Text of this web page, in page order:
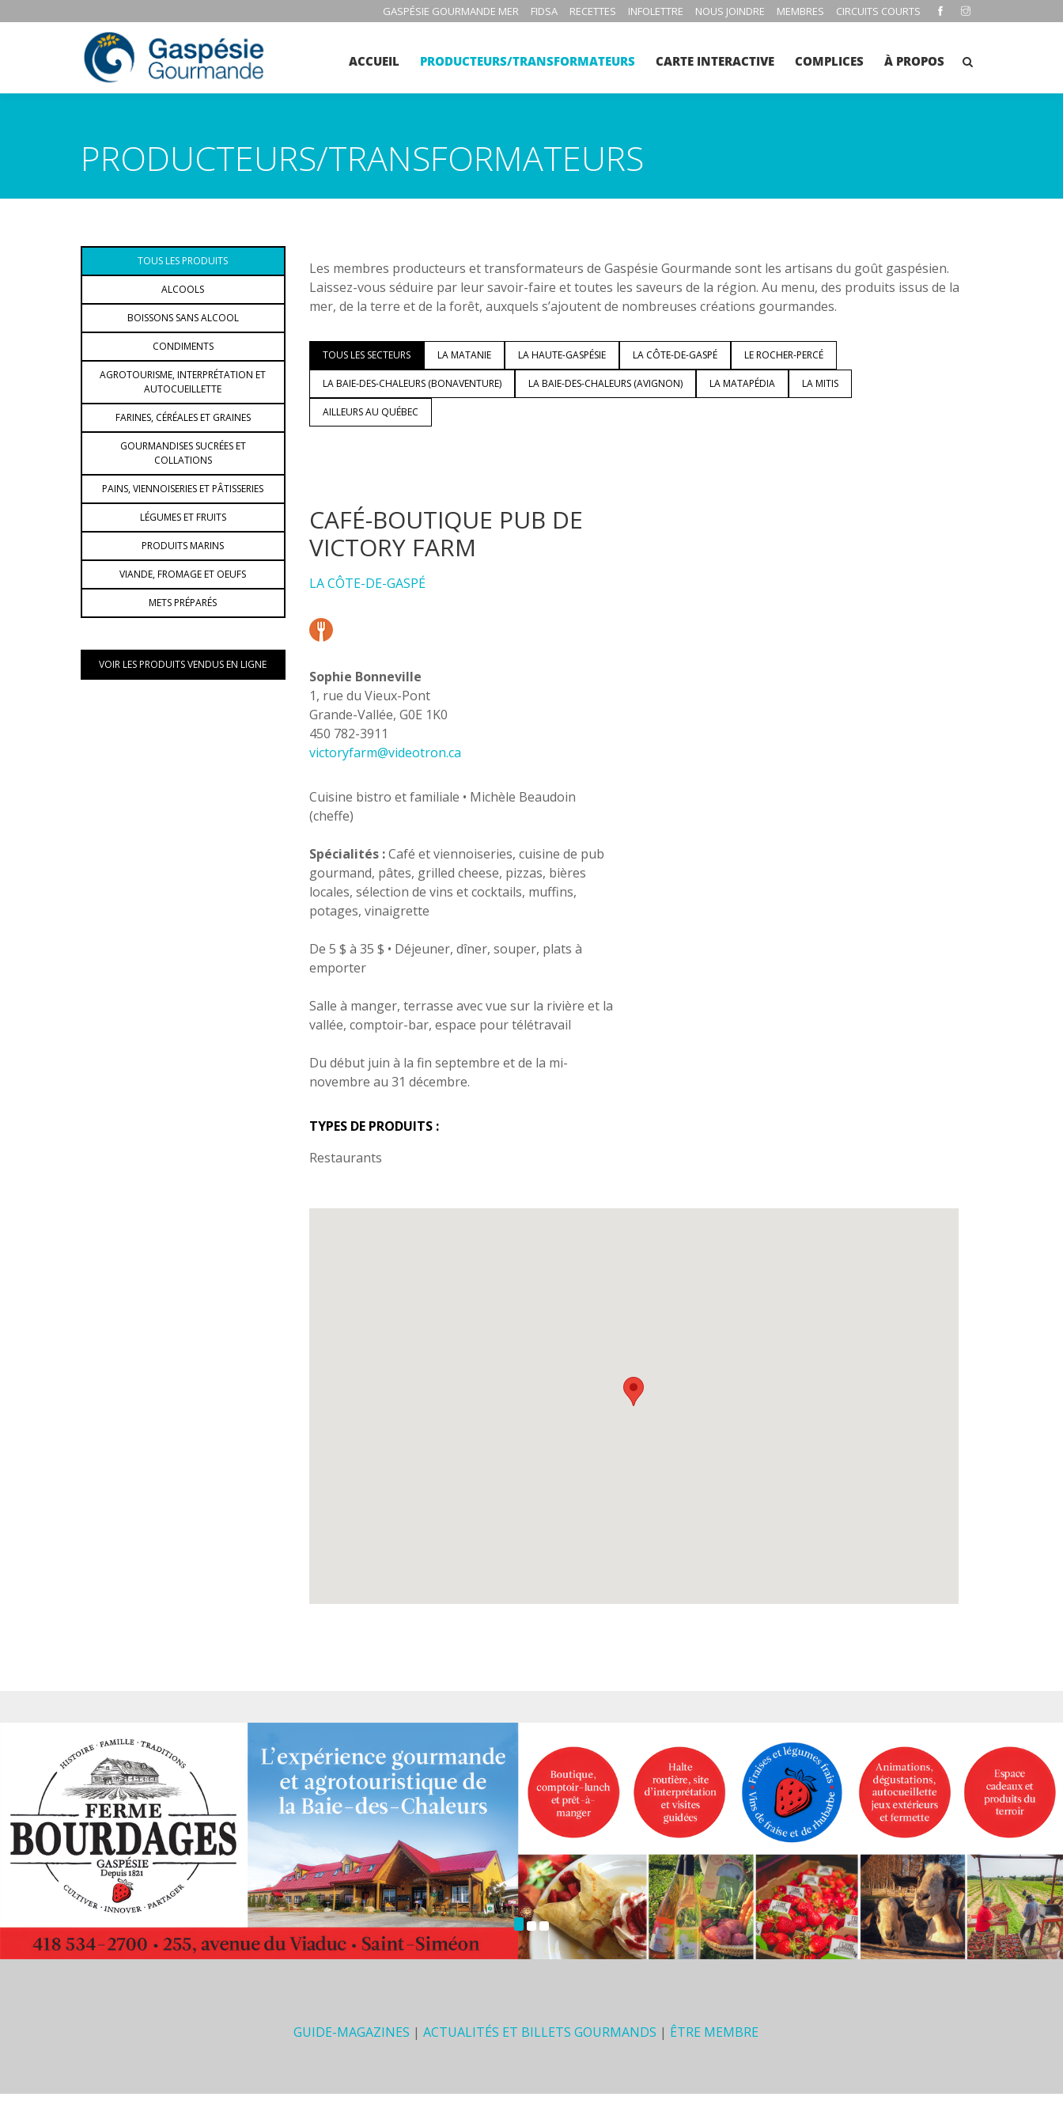
GASPÉSIE GOURMANDE MER FIDSA RECETTES INFOLETTRE NOUS JOINDRE MEMBRES CIRCUITS COURTS
ACCUEIL PRODUCTEURS/TRANSFORMATEURS CARTE INTERACTIVE COMPLICES À PROPOS
PRODUCTEURS/TRANSFORMATEURS
TOUS LES PRODUITS
ALCOOLS
BOISSONS SANS ALCOOL
CONDIMENTS
AGROTOURISME, INTERPRÉTATION ET
AUTOCUEILLETTE
FARINES, CÉRÉALES ET GRAINES
GOURMANDISES SUCRÉES ET
COLLATIONS
PAINS, VIENNOISERIES ET PÂTISSERIES
LÉGUMES ET FRUITS
PRODUITS MARINS
VIANDE, FROMAGE ET OEUFS
METS PRÉPARÉS
VOIR LES PRODUITS VENDUS EN LIGNE
Les membres producteurs et transformateurs de Gaspésie Gourmande sont les artisans du goût gaspésien.
Laissez-vous séduire par leur savoir-faire et toutes les saveurs de la région. Au menu, des produits issus de la
mer, de la terre et de la forêt, auxquels s’ajoutent de nombreuses créations gourmandes.
TOUS LES SECTEURS LA MATANIE LA HAUTE-GASPÉSIE LA CÔTE-DE-GASPÉ LE ROCHER-PERCÉ
LA BAIE-DES-CHALEURS (BONAVENTURE) LA BAIE-DES-CHALEURS (AVIGNON) LA MATAPÉDIA LA MITIS
AILLEURS AU QUÉBEC
CAFÉ-BOUTIQUE PUB DE
VICTORY FARM
LA CÔTE-DE-GASPÉ
Sophie Bonneville
1, rue du Vieux-Pont
Grande-Vallée, G0E 1K0
450 782-3911
victoryfarm@videotron.ca
Cuisine bistro et familiale • Michèle Beaudoin
(cheffe)
Spécialités :Café et viennoiseries, cuisine de pub
gourmand, pâtes, grilled cheese, pizzas, bières
locales, sélection de vins et cocktails, muffins,
potages, vinaigrette
De 5 $ à 35 $ • Déjeuner, dîner, souper, plats à
emporter
Salle à manger, terrasse avec vue sur la rivière et la
vallée, comptoir-bar, espace pour télétravail
Du début juin à la fin septembre et de la mi-
novembre au 31 décembre.
TYPES DE PRODUITS :
Restaurants
GUIDE-MAGAZINES | ACTUALITÉS ET BILLETS GOURMANDS | ÊTRE MEMBRE